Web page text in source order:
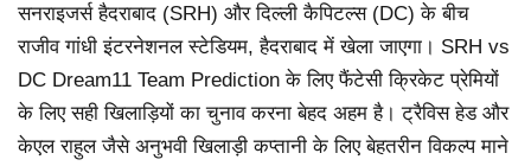
सनराइजर्स हैदराबाद (SRH) और दिल्ली कैपिटल्स (DC) के बीच
राजीव गांधी इंटरनेशनल स्टेडियम, हैदराबाद में खेला जाएगा। SRH vs
DC Dream11 Team Prediction के लिए फैंटेसी क्रिकेट प्रेमियों
के लिए सही खिलाड़ियों का चुनाव करना बेहद अहम है। ट्रैविस हेड और
केएल राहुल जैसे अनुभवी खिलाड़ी कप्तानी के लिए बेहतरीन विकल्प माने